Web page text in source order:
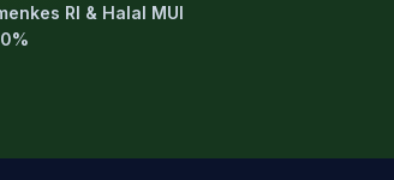
RI & Halal MUI